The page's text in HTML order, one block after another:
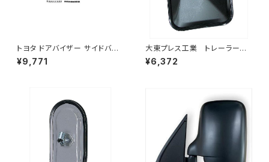
トヨタ ドアバイザー サイドバイ
ザー タンク 900系 ルーミー 9
00系 M900A M910A サイドド
¥9,771
大東プレス工業 トレーラーミ
ラー 黒 UD L013 NS
角型 左 DI-58B
¥6,372